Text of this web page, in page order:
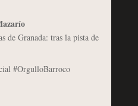
de Granada: tras la pista de
#OrgulloBarroco